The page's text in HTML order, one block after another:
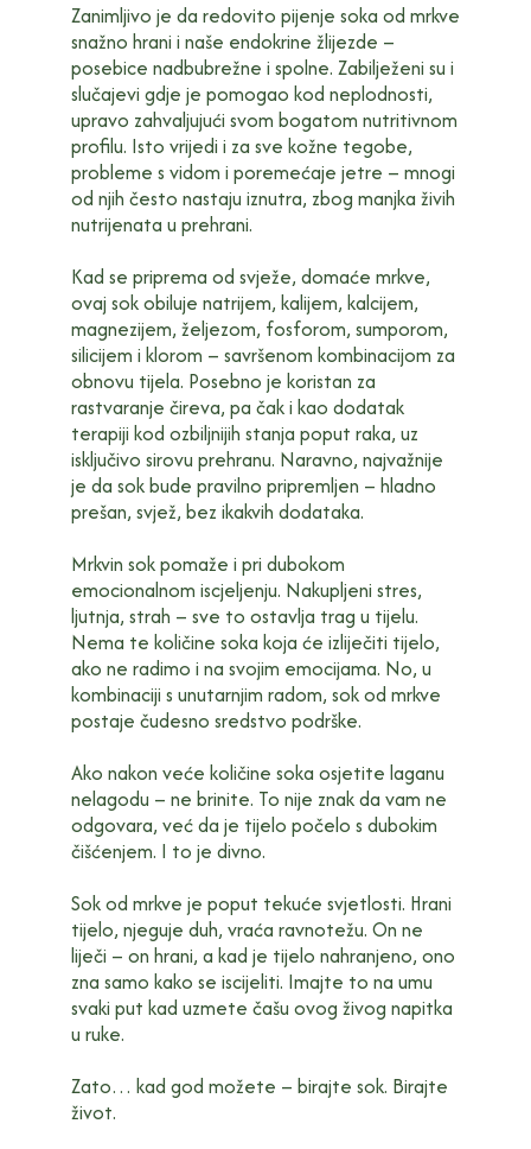
Zanimljivo je da redovito pijenje soka od mrkve
snažno hrani i naše endokrine žlijezde –
posebice nadbubrežne i spolne. Zabilježeni su i
slučajevi gdje je pomogao kod neplodnosti,
upravo zahvaljujući svom bogatom nutritivnom
profilu. Isto vrijedi i za sve kožne tegobe,
probleme s vidom i poremećaje jetre – mnogi
od njih često nastaju iznutra, zbog manjka živih
nutrijenata u prehrani.
Kad se priprema od svježe, domaće mrkve,
ovaj sok obiluje natrijem, kalijem, kalcijem,
magnezijem, željezom, fosforom, sumporom,
silicijem i klorom – savršenom kombinacijom za
obnovu tijela. Posebno je koristan za
rastvaranje čireva, pa čak i kao dodatak
terapiji kod ozbiljnijih stanja poput raka, uz
isključivo sirovu prehranu. Naravno, najvažnije
je da sok bude pravilno pripremljen – hladno
prešan, svjež, bez ikakvih dodataka.
Mrkvin sok pomaže i pri dubokom
emocionalnom iscjeljenju. Nakupljeni stres,
ljutnja, strah – sve to ostavlja trag u tijelu.
Nema te količine soka koja će izliječiti tijelo,
ako ne radimo i na svojim emocijama. No, u
kombinaciji s unutarnjim radom, sok od mrkve
postaje čudesno sredstvo podrške.
Ako nakon veće količine soka osjetite laganu
nelagodu – ne brinite. To nije znak da vam ne
odgovara, već da je tijelo počelo s dubokim
čišćenjem. I to je divno.
Sok od mrkve je poput tekuće svjetlosti. Hrani
tijelo, njeguje duh, vraća ravnotežu. On ne
liječi – on hrani, a kad je tijelo nahranjeno, ono
zna samo kako se iscijeliti. Imajte to na umu
svaki put kad uzmete čašu ovog živog napitka
u ruke.
Zato… kad god možete – birajte sok. Birajte
život.